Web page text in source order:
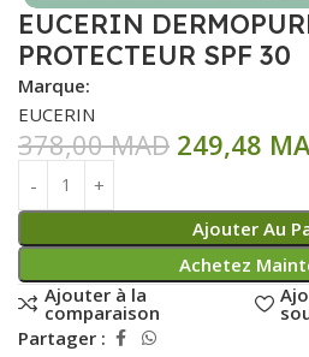
EUCERIN
PROTECTEUR SPF 30
Marque:
EUCERIN
378,00MAD 249,48
Ajouter Au
Achetez
Ajouter à la
comparaison
Partager :